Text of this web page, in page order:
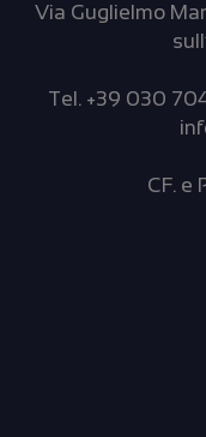
Via Guglielmo
Tel. +39 030
CF. e
di